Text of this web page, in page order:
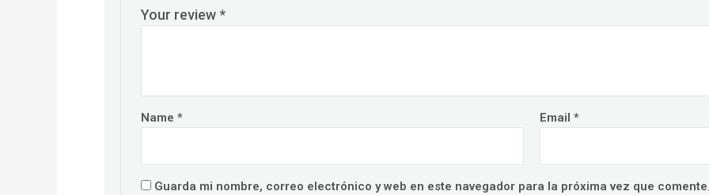
Your review *
Name* Email *
Guarda mi nombre, correo electrónico y web en este navegador para la próxima vez que